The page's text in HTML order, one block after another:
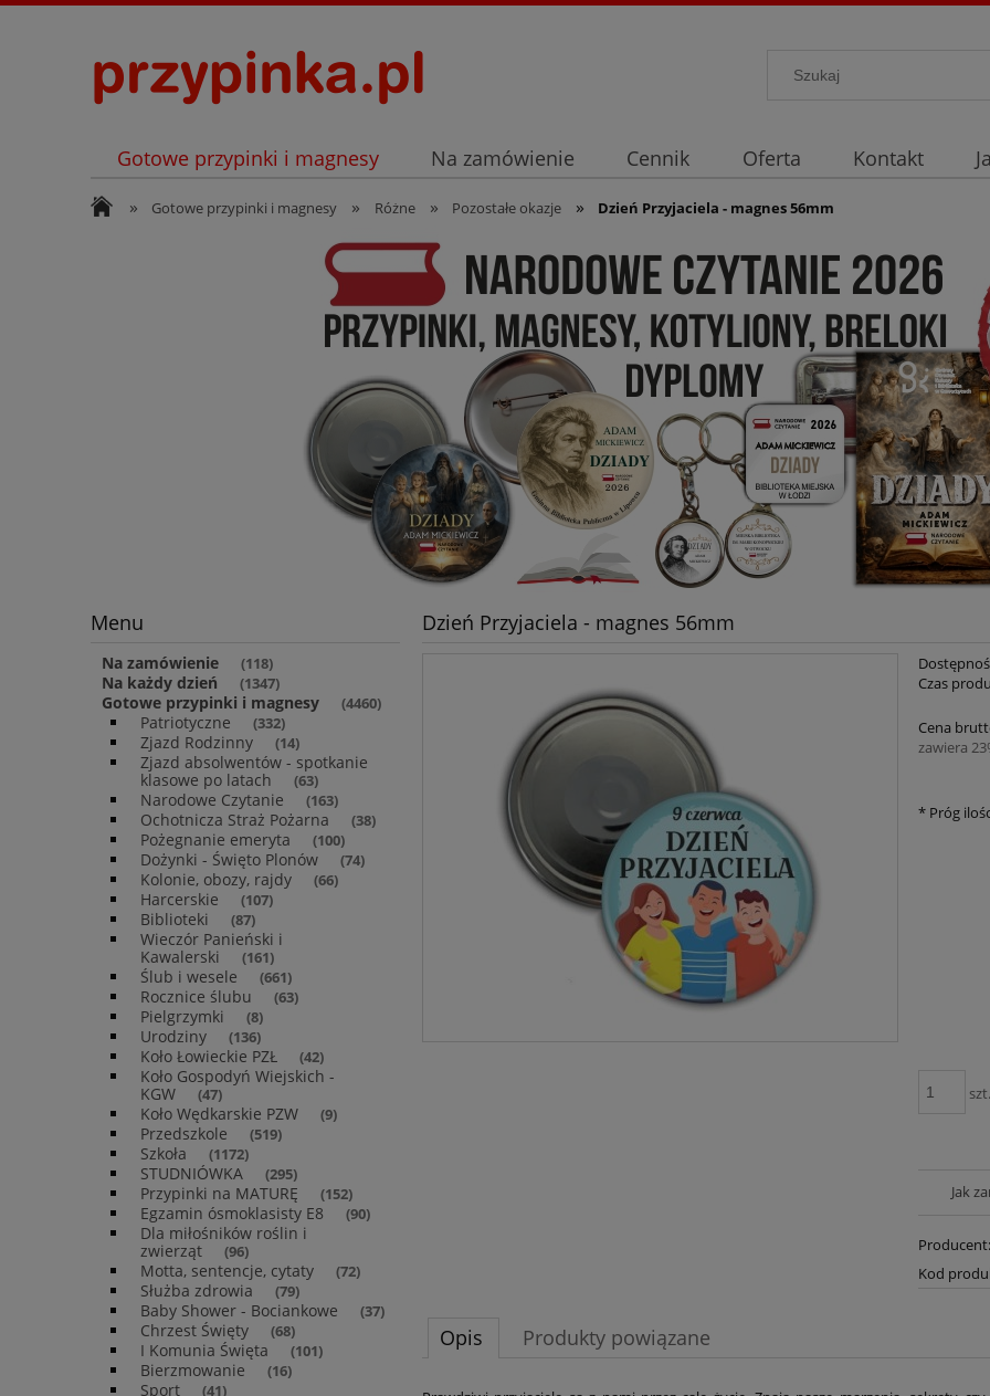
Gotowe przypinki i magnesy Na zamówienie Cennik Oferta Kontakt
Archiwum
Listopad
» Gotowe przypinki i magnesy » Różne » Pozostałe okazje » Dzień Przyjaciela - magnes 56mm
Menu
Na zamówienie (118)
Na każdy dzień (1347)
Gotowe przypinki i magnesy (4460)
Patriotyczne (332)
Zjazd Rodzinny (14)
Zjazd absolwentów - spotkanie
klasowe po latach
(63)
Narodowe Czytanie (163)
Ochotnicza Straż Pożarna (38)
Pożegnanie emeryta (100)
Dożynki - Święto Plonów (74)
Kolonie, obozy, rajdy (66)
Harcerskie (107)
Biblioteki (87)
Wieczór Panieński i
Kawalerski
(161)
Ślub i wesele (661)
Rocznice ślubu (63)
Pielgrzymki (8)
Urodziny (136)
Koło Łowieckie PZŁ (42)
Koło Gospodyń Wiejskich -
KGW
(47)
Koło Wędkarskie PZW (9)
Przedszkole (519)
Szkoła (1172)
STUDNIÓWKA (295)
Przypinki na MATURĘ (152)
Egzamin ósmoklasisty E8 (90)
Dla miłośników roślin i
zwierząt
(96)
Motta, sentencje, cytaty (72)
Służba zdrowia (79)
Baby Shower - Bociankowe (37)
Chrzest Święty (68)
I Komunia Święta (101)
Bierzmowanie (16)
Sport (41)
Dzień Przyjaciela - magnes 56mm
Czas
Cena
zawiera
* Próg
szt.
Jak
Producent:
Kod
Opis Produkty powiązane